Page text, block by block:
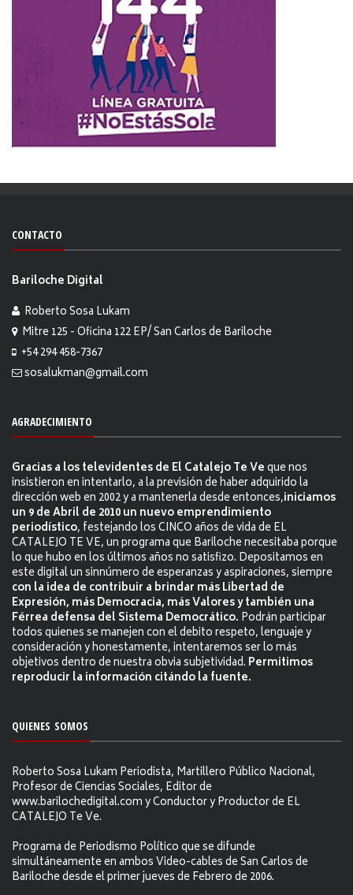
CONTACTO
Bariloche Digital
Roberto Sosa Lukam
Mitre 125 - Oficina 122 EP/ San Carlos de Bariloche
+54 294 458-7367
sosalukman@gmail.com
AGRADECIMIENTO
Gracias a los televidentes de El Catalejo Te Veque nos
insistieron en intentarlo, a la previsión de haber adquirido la
dirección web en 2002 y a mantenerla desde entonces,iniciamos
un 9 de Abril de 2010 un nuevo emprendimiento
periodístico, festejando los CINCO años de vida de EL
CATALEJO TE VE, un programa que Bariloche necesitaba porque
lo que hubo en los últimos años no satisfizo. Depositamos en
este digital un sinnúmero de esperanzas y aspiraciones, siempre
con la idea de contribuir a brindar más Libertad de
Expresión, más Democracia, más Valores y también una
Férrea defensa del Sistema Democrático. Podrán participar
todos quienes se manejen con el debito respeto, lenguaje y
consideración y honestamente, intentaremos ser lo más
objetivos dentro de nuestra obvia subjetividad. Permitimos
reproducir la información citándo la fuente.
QUIENES SOMOS
Roberto Sosa Lukam Periodista, Martillero Público Nacional,
Profesor de Ciencias Sociales, Editor de
www.barilochedigital.com y Conductor y Productor de EL
CATALEJO Te Ve.
Programa de Periodismo Político que se difunde
simultáneamente en ambos Video-cables de San Carlos de
Bariloche desde el primer jueves de Febrero de 2006.